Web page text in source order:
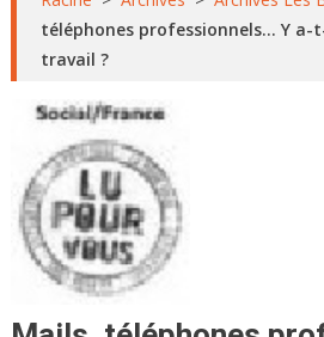
téléphones professionnels… Y a-
travail ?